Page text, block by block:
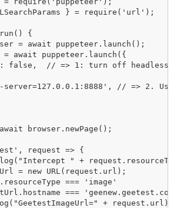
} = require('url');
run() {
= await puppeteer.launch();
= await puppeteer.launch({
false,  // => 1: turn off headless
server=127.0.0.1:8888', // => 2.
browser.newPage();
request => {
" +
= new URL(request.url);
=== 'image'
===
+ request.url);